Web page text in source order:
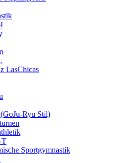
LasChicas
Ryu Stil)
T
Sportgymnastik